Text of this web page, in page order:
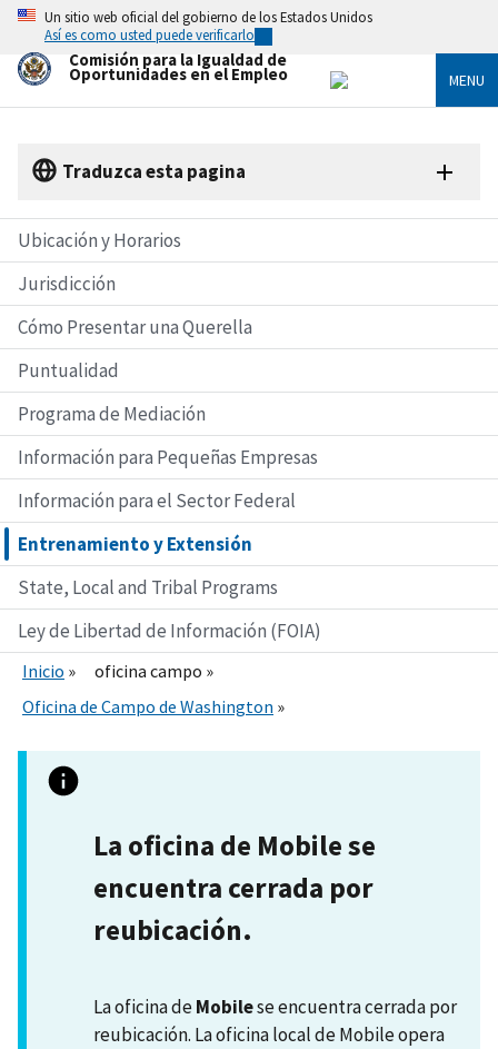
Skip
main
content
Un sitio web oficial del gobierno de los Estados Unidos
Así es como usted puede verificarlo
Comisión para la Igualdad de
Oportunidades en el Empleo MENU
Traduzca esta pagina
Ubicación y Horarios
Jurisdicción
Cómo Presentar una Querella
Puntualidad
Programa de Mediación
Información para Pequeñas Empresas
Información para el Sector Federal
Entrenamiento y Extensión
State, Local and Tribal Programs
Ley de Libertad de Información (FOIA)
Inicio
oficina campo
Oficina de Campo de Washington
La oficina de Mobile se
encuentra cerrada por
reubicación.
La oficina deMobilese encuentra cerrada por
reubicación. La oficina local de Mobile opera